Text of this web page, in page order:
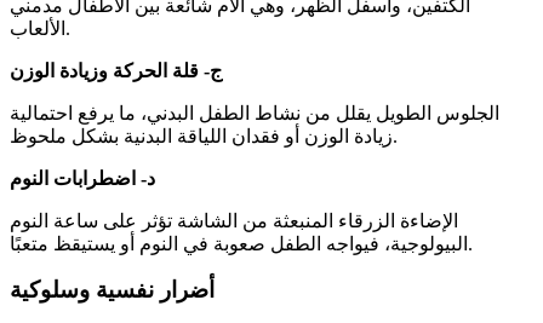
الكتفين، وأسفل الظهر، وهي آلام شائعة بين الأطفال مدمني
الألعاب.
ج- قلة الحركة وزيادة الوزن
الجلوس الطويل يقلل من نشاط الطفل البدني، ما يرفع احتمالية
زيادة الوزن أو فقدان اللياقة البدنية بشكل ملحوظ.
د- اضطرابات النوم
الإضاءة الزرقاء المنبعثة من الشاشة تؤثر على ساعة النوم
البيولوجية، فيواجه الطفل صعوبة في النوم أو يستيقظ متعبًا.
أضرار نفسية وسلوكية